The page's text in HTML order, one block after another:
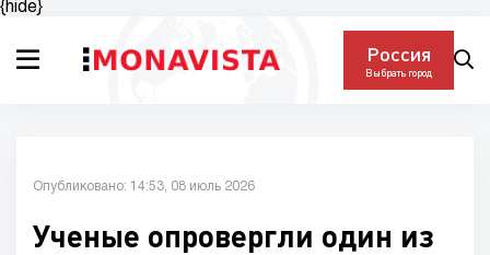
{hide}
Россия
Выбрать город
Опубликовано: 14:53, 08 июль 2026
Ученые опровергли один из